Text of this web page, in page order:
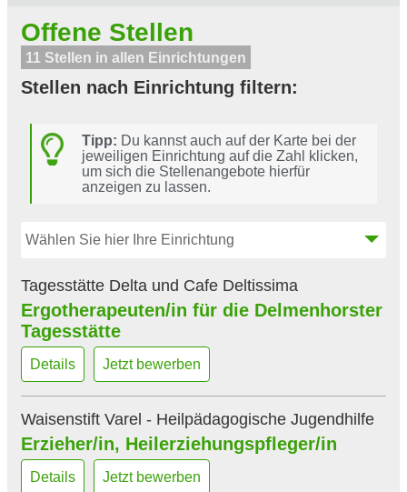
Offene Stellen
11 Stellen in allen Einrichtungen
Stellen nach Einrichtung filtern:
Tipp: Du kannst auch auf der Karte bei der
jeweiligen Einrichtung auf die Zahl klicken,
um sich die Stellenangebote hierfür
anzeigen zu lassen.
Wählen Sie hier Ihre Einrichtung
Das Wohnheim Sande
Gertrudenheim Oldenburg
Gut Dauelsberg
Gut Sannum
Kreisaltenheim Wildeshausen
Oldenburgisch-Ostfriesischer Zweckverband für die
Beseitigung von Tierkörpern
OOZV
Tagesstätte Delta und Cafe Deltissima
Ergotherapeuten/in für die Delmenhorster
Tagesstätte
Details Jetzt bewerben
Waisenstift Varel - Heilpädagogische Jugendhilfe
Erzieher/in, Heilerziehungspfleger/in
Details Jetzt bewerben